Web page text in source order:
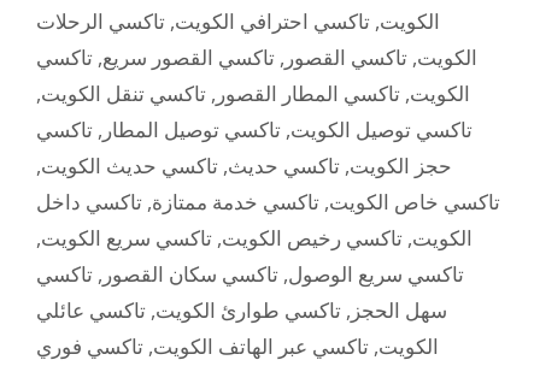
الكويت, تاكسي احترافي الكويت, تاكسي الرحلات
الكويت, تاكسي القصور , تاكسي القصور سريع, تاكسي
الكويت, تاكسي المطار القصور , تاكسي تنقل الكويت,
تاكسي توصيل الكويت, تاكسي توصيل المطار , تاكسي
حجز الكويت, تاكسي حديث, تاكسي حديث الكويت,
تاكسي خاص الكويت, تاكسي خدمة ممتازة, تاكسي داخل
الكويت, تاكسي رخيص الكويت, تاكسي سريع الكويت,
تاكسي سريع الوصول, تاكسي سكان القصور , تاكسي
سهل الحجز , تاكسي طوارئ الكويت, تاكسي عائلي
الكويت, تاكسي عبر الهاتف الكويت, تاكسي فوري